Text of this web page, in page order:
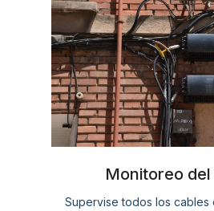
Monitoreo del
Supervise todos los cables